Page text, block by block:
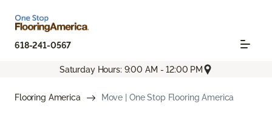
618-241-0567
Saturday Hours: 9:00 AM - 12:00 PM
Flooring America Move | One Stop Flooring America